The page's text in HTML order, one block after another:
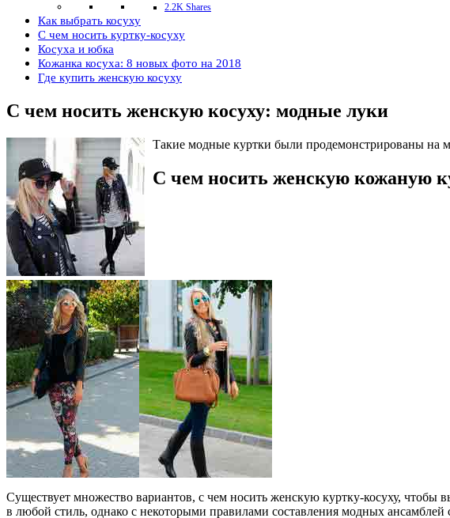
2.2K Shares
Как выбрать косуху
С чем носить куртку-косуху
Косуха и юбка
Кожанка косуха: 8 новых фото на 2018
Где купить женскую косуху
С чем носить женскую косуху: модные луки
Такие модные куртки были продемонстрированы на
С чем носить женскую кожаную
Существует множество вариантов, с чем носить женскую куртку-косуху, чтобы
в любой стиль, однако с некоторыми правилами составления модных